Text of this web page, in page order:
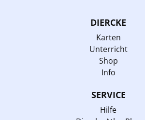
DIERCKE
Karten
Unterricht
Shop
Info
SERVICE
Hilfe